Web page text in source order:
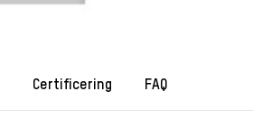
Certificering FAQ